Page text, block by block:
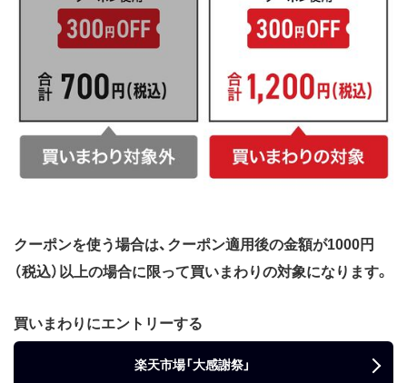
クーポンを使う場合は、クーポン適用後の金額が1000円
（税込）以上の場合に限って買いまわりの対象になります。
買いまわりにエントリーする
楽天市場「大感謝祭」